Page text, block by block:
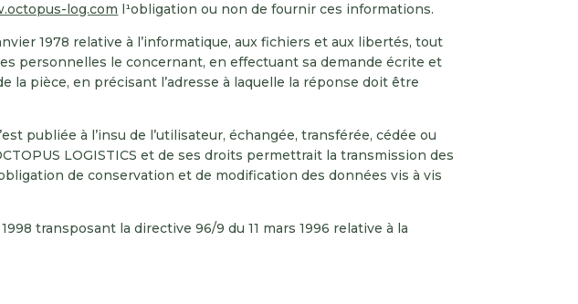
log.com l¹obligation ou non de fournir ces informations.
1978 relative à l’informatique, aux fichiers et aux libertés, tout
personnelles le concernant, en effectuant sa demande écrite et
la pièce, en précisant l’adresse à laquelle la réponse doit être
publiée à l’insu de l’utilisateur, échangée, transférée, cédée ou
LOGISTICS et de ses droits permettrait la transmission des
de conservation et de modification des données vis à vis
transposant la directive 96/9 du 11 mars 1996 relative à la